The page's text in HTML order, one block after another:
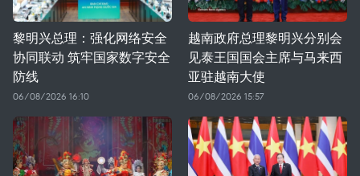
黎明兴总理：强化网络安全
协同联动 筑牢国家数字安全
防线
06/08/2026 16:10
越南政府总理黎明兴分别会
见泰王国国会主席与马来西
亚驻越南大使
06/08/2026 15:57